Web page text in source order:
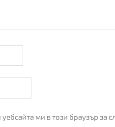
ми в този браузър за